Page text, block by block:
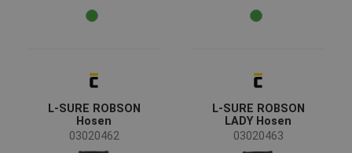
L-SURE ROBSON
Hosen
03020462
L-SURE ROBSON
LADY Hosen
03020463